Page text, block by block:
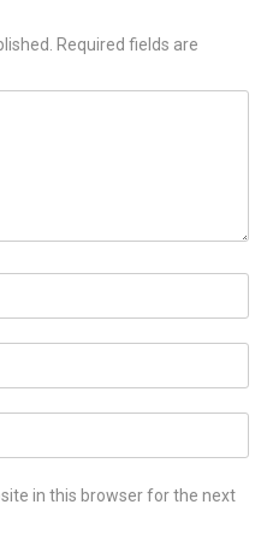
Required fields are
in this browser for the next